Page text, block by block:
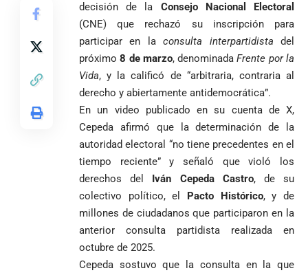
decisión de la Consejo Nacional Electoral
(CNE) que rechazó su inscripción para
participar en laconsulta interpartidista del
próximo8 de marzo, denominadaFrente por la
Vida, y la calificó de “arbitraria, contraria al
derecho y abiertamente antidemocrática”.
En un video publicado en su cuenta de X,
Cepeda afirmó que la determinación de la
autoridad electoral “no tiene precedentes en el
tiempo reciente” y señaló que violó los
derechos del Iván Cepeda Castro, de su
colectivo político, el Pacto Histórico, y de
millones de ciudadanos que participaron en la
anterior consulta partidista realizada en
octubre de 2025.
Cepeda sostuvo que la consulta en la que
Fico Gutiérrez
demanda
nombramiento
de Quintero en
Supersalud y
pide
suspensión
inmediata del
cargo
Tribunal de
Más de 700
estudiantes
indígenas,
afrodescendientes
y mestizos
campesinos
inician nueva
jornada académica
en Medellín
Diócesis de
Sonsón-Rionegro
rechaza fotos
tomadas en
escrutinio
Gustavo Petro
afirma que “no
se puede
presidente” y
pide esperar
los
escrutinios
Marfil
sorprende a
Ecuador en el
último suspiro
y acaba con su
invicto de 19
partidos
Pantalla & Dial.
Acoso sexual en
medios: Nueva
vocera
presidencial
presuntamente lo
encubría
Medellín: un
camino que no
abandonarse
Más de 700
estudiantes
indígenas,
afrodescendientes
y mestizos
campesinos
inician nueva
jornada académica
en Medellín